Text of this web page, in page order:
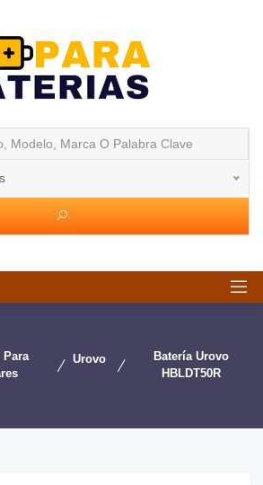
Para
Urovo
Batería Urovo
HBLDT50R